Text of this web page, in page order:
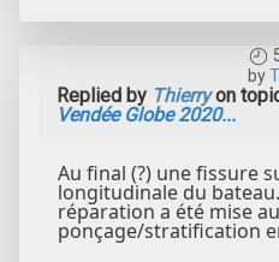
by
Replied by Thierryon
Vendée Globe 2020...
Au final (?) une fissure
longitudinale du
réparation a été mise
ponçage/stratification